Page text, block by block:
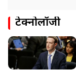
टेक्नोलॉजी